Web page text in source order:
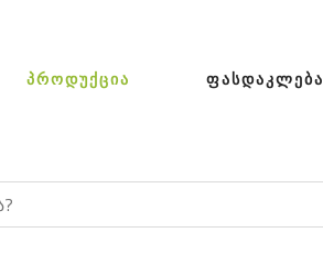
ᲞᲠᲝᲓᲣᲥᲪᲘᲐ ᲤᲐᲡᲓᲐᲙᲚᲔᲑᲐ